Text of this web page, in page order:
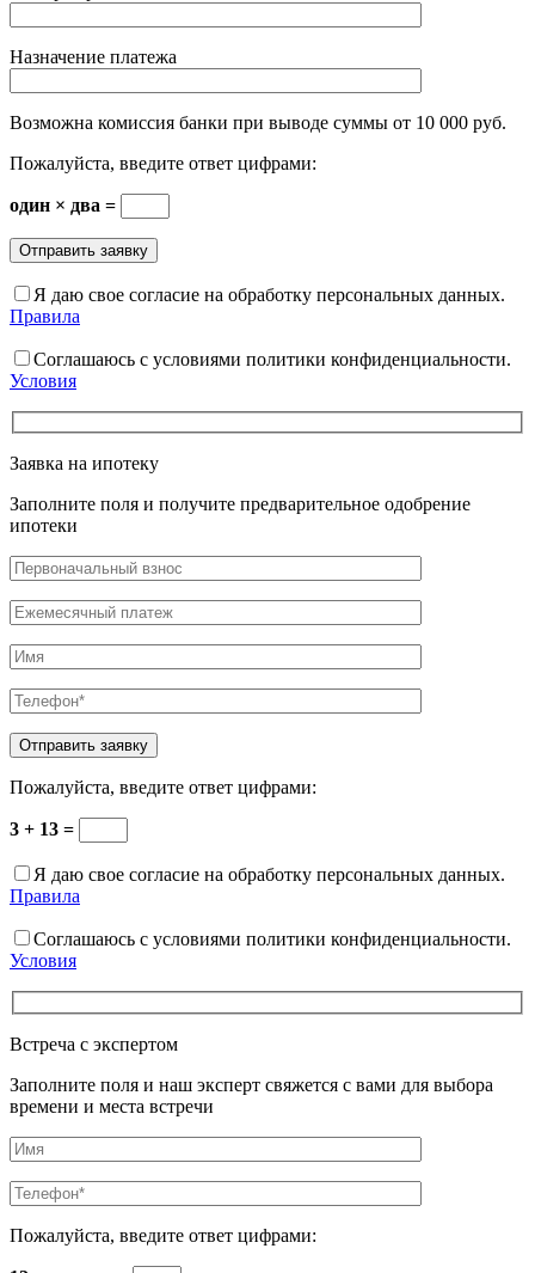
Назначение платежа
Возможна комиссия банки при выводе суммы от 10 000 руб.
Пожалуйста, введите ответ цифрами:
один × два =
Я даю свое согласие на обработку персональных данных.
Правила
Соглашаюсь с условиями политики конфиденциальности.
Условия
Заявка на ипотеку
Заполните поля и получите предварительное одобрение
ипотеки
Пожалуйста, введите ответ цифрами:
3 + 13 =
Я даю свое согласие на обработку персональных данных.
Правила
Соглашаюсь с условиями политики конфиденциальности.
Условия
Встреча с экспертом
Заполните поля и наш эксперт свяжется с вами для выбора
времени и места встречи
Пожалуйста, введите ответ цифрами: